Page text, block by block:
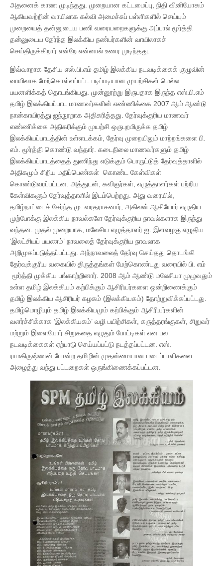
அதனைக் காண முடிந்தது. முறையான கட்டமைப்பு, நிதி வினியோகம்
ஆகியவற்றின் வாயிலாக கல்வி அமைச்சுப் பள்ளிகளில் செய்யும்
முறையைத் தன்னுடைய பணி வரையறைகளுக்கு அப்பால் மூர்த்தி
தன்னுடைய தேர்ந்த இலக்கிய நண்பர்களின் வாயிலாகச்
செய்திருக்கிறார் என்றே என்னால் உணர முடிந்தது.
இவ்வாறாக தேசிய எஸ்.பி.எம் தமிழ் இலக்கிய நடவடிக்கைக் குழுவின்
வாயிலாக மேற்கொள்ளப்பட்ட படிப்படியான முயற்சிகள் மெல்ல
பயனளிக்கத் தொடங்கியது. முன்னூற்று இருபதாக இருந்த எஸ்.பி.எம்
தமிழ் இலக்கியப்பாட மாணவர்களின் எண்ணிக்கை 2007 ஆம் ஆண்டு
நான்காயிரத்து ஐந்நூறாக அதிகரித்தது. தேர்வுக்குரிய மாணவர்
எண்ணிக்கை அதிகரிக்கும் முயற்சி ஒருபுறமிருக்க தமிழ்
இலக்கியப்பாடத்தின் உள்ளடக்கம், தேர்வு முறையிலும் மாற்றங்களை பி.
எம். மூர்த்தி கொண்டு வந்தார். கடைநிலை மாணவர்களும் தமிழ்
இலக்கியப்பாடத்தைத் துணிந்து எடுக்கும் பொருட்டுத் தேர்வுத்தாளில்
அதிகமும் சிறிய மதிப்பெண்கள் கொண்ட கேள்விகள்
கொண்டுவரப்பட்டன. அத்துடன், கவிஞர்கள், எழுத்தாளர்கள் பற்றிய
கேள்விகளும் தேர்வுத்தாளில் இடம்பெற்றது. அது வரையில்,
தமிழ்நாட்டைச் சேர்ந்த மு. வரதராசனார், அகிலன் ஆகியோர் எழுதிய
முற்போக்கு இலக்கிய நாவல்களே தேர்வுக்குரிய நாவல்களாக இருந்து
வந்தன. முதல் முறையாக, மலேசிய எழுத்தாளர் ஐ. இளவழகு எழுதிய
‘இலட்சியப் பயணம்’ நாவலைத் தேர்வுக்குரிய நாவலாக
அறிமுகப்படுத்தப்பட்டது. அந்நாவலைத் தேர்வு செய்தது தொடங்கி
தேர்வுக்குரிய வகையில் திருத்தங்கள் மேற்கொண்டது வரையில் பி. எம்
மூர்த்தி முக்கிய பங்காற்றினார். 2008 ஆம் ஆண்டு மலேசியா முழுவதும்
உள்ள தமிழ் இலக்கியம் கற்பிக்கும் ஆசிரியர்களை ஒன்றிணைக்கும்
தமிழ் இலக்கிய ஆசிரியர் கழகம் (இலக்கியகம்) தோற்றுவிக்கப்பட்டது.
தமிழ்மொழியும் தமிழ் இலக்கியமும் கற்பிக்கும் ஆசிரியர்களின்
வளர்ச்சிக்காக ‘இலக்கியகம்’ வழி பயிற்சிகள், கருத்தரங்குகள், சிறுவர்
மற்றும் இளையோர் சிறுகதை எழுதும் போட்டிகள் என பல
நடவடிக்கைகள் ஏற்பாடு செய்யப்பட்டு நடத்தப்பட்டன. எஸ்.
ராமகிருஷ்ணன் போன்ற தமிழின் முதன்மையான படைப்பாளிகளை
அழைத்து வந்து பட்டறைகள் ஒருங்கிணைக்கப்பட்டன.